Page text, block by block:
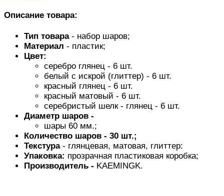
Описание товара:
Тип товара - набор шаров;
Материал - пластик;
Цвет:
серебро глянец - 6 шт.
белый с искрой (глиттер) - 6 шт.
красный глянец - 6 шт.
красный матовый - 6 шт.
серебристый шелк - глянец - 6 шт.
Диаметр шаров -
шары 60 мм.;
Количество шаров - 30 шт.;
Текстура - глянцевая, матовая, глиттер:
Упаковка: прозрачная пластиковая коробка;
Производитель - KAEMINGK.